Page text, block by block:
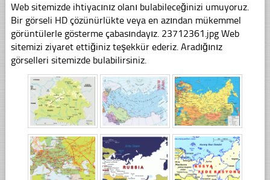
Web sitemizde ihtiyacınız olanı bulabileceğinizi umuyoruz.
Bir görseli HD çözünürlükte veya en azından mükemmel
görüntülerle gösterme çabasındayız. 23712361.jpg Web
sitemizi ziyaret ettiğiniz teşekkür ederiz. Aradığınız
görselleri sitemizde bulabilirsiniz.